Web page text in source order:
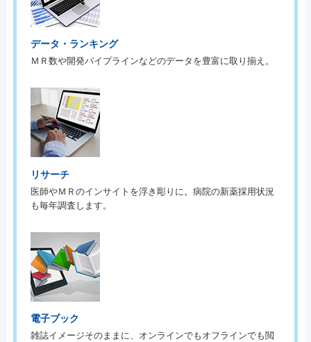
データ・ランキング
ＭＲ数や開発パイプラインなどのデータを豊富に取り揃え。
リサーチ
医師やＭＲのインサイトを浮き彫りに。病院の新薬採用状況
も毎年調査します。
電子ブック
雑誌イメージそのままに、オンラインでもオフラインでも閲